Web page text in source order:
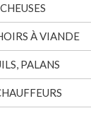
À VIANDE
PALANS